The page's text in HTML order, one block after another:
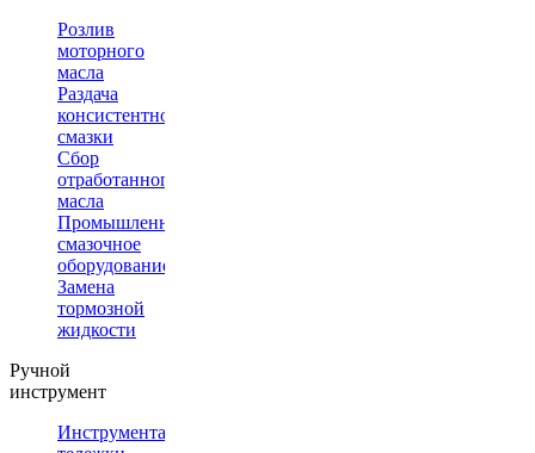
Розлив
моторного
масла
Раздача
консистентной
смазки
Сбор
отработанного
масла
Промышленное
смазочное
оборудование
Замена
тормозной
жидкости
Ручной
инструмент
Инструментальные